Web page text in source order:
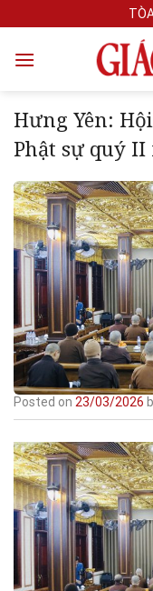
to
content
Hưng Yên:
Phật sự quý II
Posted on 23/03/2026